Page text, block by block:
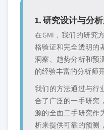
1. 研究设计与分
在GMI，我们的研究
格验证和完全透明的
洞察、趋势分析和预
的经验丰富的分析师开
我们的方法通过与行
合了广泛的一手研究
源的全面二手研究作
析来提供可靠的预测